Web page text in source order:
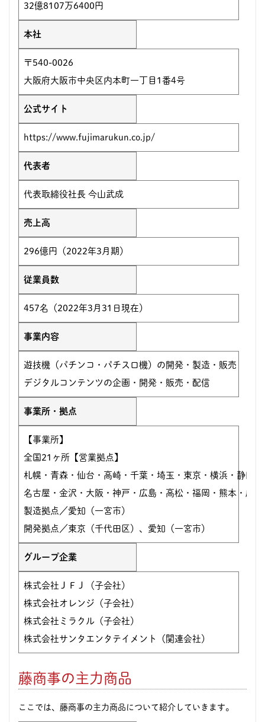
32億8107万6400円
本社
〒540-0026
大阪府大阪市中央区内本町一丁目1番4号
公式サイト
https://www.fujimarukun.co.jp/
代表者
代表取締役社長 今山武成
売上高
296億円（2022年3月期）
従業員数
457名（2022年3月31日現在）
事業内容
遊技機（パチンコ・パチスロ機）の開発・製造・販売
デジタルコンテンツの企画・開発・販売・配信
事業所・拠点
【事業所】
全国21ヶ所【営業拠点】
札幌・青森・仙台・高崎・千葉・埼玉・東京・横浜・静岡・
名古屋・金沢・大阪・神戸・広島・高松・福岡・熊本・鹿
製造拠点／愛知（一宮市）
開発拠点／東京（千代田区）、愛知（一宮市）
グループ企業
株式会社ＪＦＪ（子会社）
株式会社オレンジ（子会社）
株式会社ミラクル（子会社）
株式会社サンタエンタテイメント（関連会社）
藤商事の主力商品
ここでは、藤商事の主力商品について紹介していきます。